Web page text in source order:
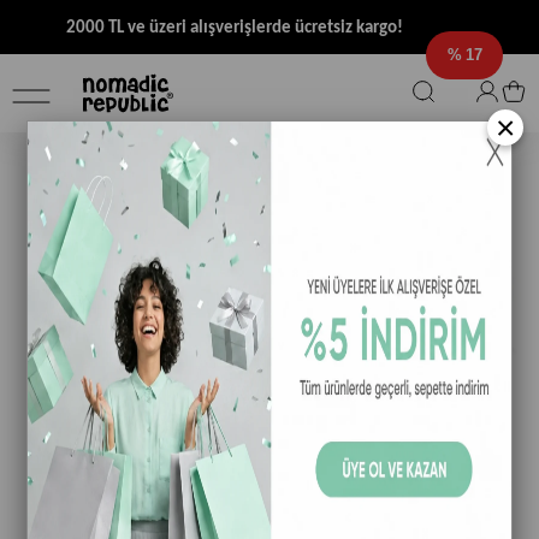
2000 TL ve üzeri alışverişlerde ücretsiz kargo!
17
×